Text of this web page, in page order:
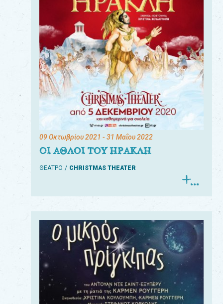
09 Οκτωβρίου 2021 - 31 Μαΐου 2022
ΟΙ ΑΘΛΟΙ ΤΟΥ ΗΡΑΚΛΗ
ΘΕΑΤΡΟ CHRISTMAS THEATER